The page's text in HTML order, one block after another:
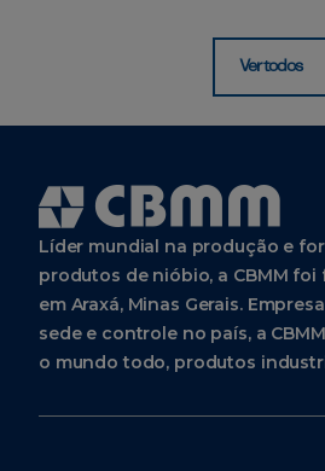
Ver todos
Líder mundial na produção e
produtos de nióbio, a CBMM foi
em Araxá, Minas Gerais.
sede e controle no país, a
o mundo todo, produtos